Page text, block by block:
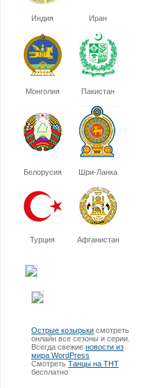
Индия Иран
Монголия Пакистан
Белорусия Шри-Ланка
Турция Афганистан
Острые козырьки смотреть
онлайн все сезоны и серии.
Всегда свежие новости из
мира WordPress
Смотреть Танцы на ТНТ
бесплатно